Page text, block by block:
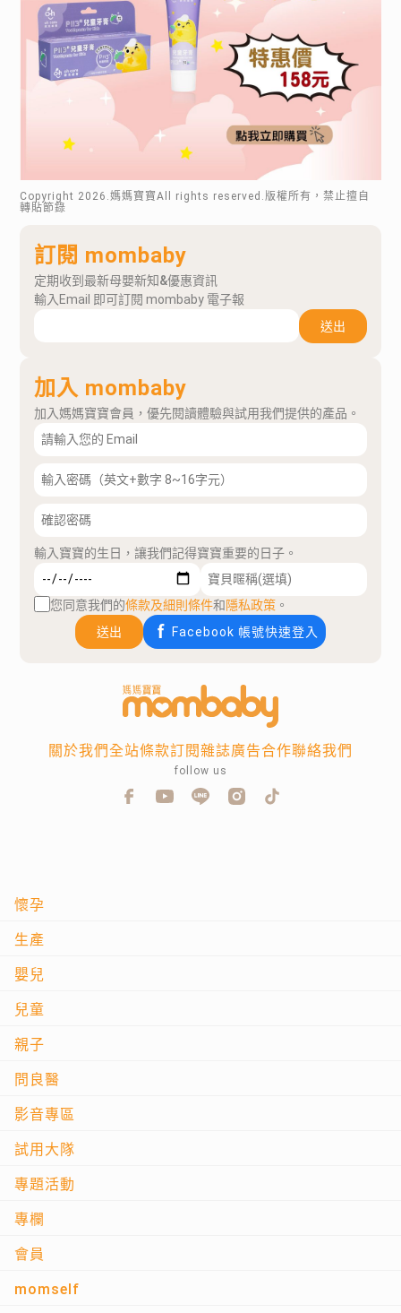
Copyright 2026 .媽媽寶寶All rights reserved.版權所有，禁止擅自
轉貼節錄
訂閱 mombaby
定期收到最新母嬰新知&優惠資訊
輸入Email 即可訂閱 mombaby 電子報
送出
加入 mombaby
加入媽媽寶寶會員，優先閱讀體驗與試用我們提供的產品。
輸入寶寶的生日，讓我們記得寶寶重要的日子。
您同意我們的條款及細則條件和隱私政策 。
送出
Facebook 帳號快速登入
懷孕
生產
嬰兒
兒童
親子
問良醫
影音專區
試用大隊
專題活動
專欄
會員
momself
關於我們全站條款訂閱雜誌廣告合作聯絡我們
follow us